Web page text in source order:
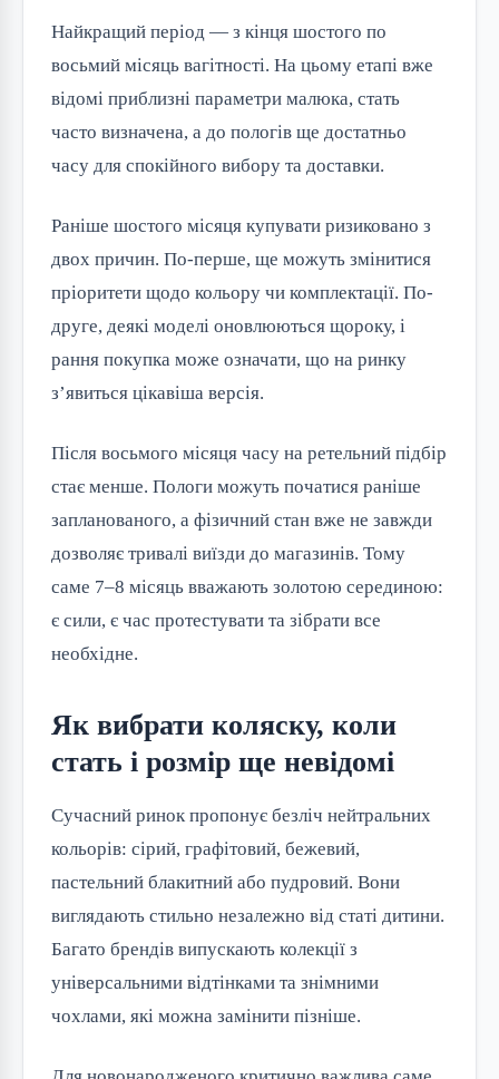
Найкращий період — з кінця шостого по
восьмий місяць вагітності. На цьому етапі вже
відомі приблизні параметри малюка, стать
часто визначена, а до пологів ще достатньо
часу для спокійного вибору та доставки.
Раніше шостого місяця купувати ризиковано з
двох причин. По-перше, ще можуть змінитися
пріоритети щодо кольору чи комплектації. По-
друге, деякі моделі оновлюються щороку, і
рання покупка може означати, що на ринку
з’явиться цікавіша версія.
Після восьмого місяця часу на ретельний підбір
стає менше. Пологи можуть початися раніше
запланованого, а фізичний стан вже не завжди
дозволяє тривалі виїзди до магазинів. Тому
саме 7–8 місяць вважають золотою серединою:
є сили, є час протестувати та зібрати все
необхідне.
Як вибрати коляску, коли
стать і розмір ще невідомі
Сучасний ринок пропонує безліч нейтральних
кольорів: сірий, графітовий, бежевий,
пастельний блакитний або пудровий. Вони
виглядають стильно незалежно від статі дитини.
Багато брендів випускають колекції з
універсальними відтінками та знімними
чохлами, які можна замінити пізніше.